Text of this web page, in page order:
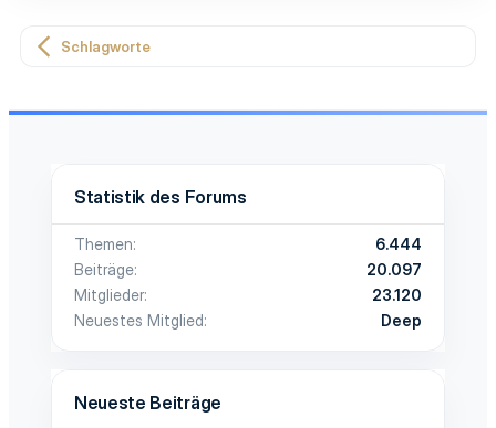
Schlagworte
Statistik des Forums
Themen
6.444
Beiträge
20.097
Mitglieder
23.120
Neuestes Mitglied
Deep
Neueste Beiträge